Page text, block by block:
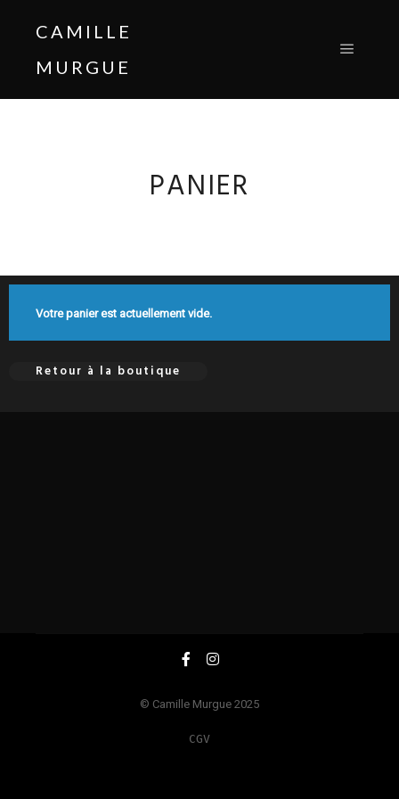
CAMILLE
MURGUE
PANIER
Votre panier est actuellement vide.
Retour à la boutique
© Camille Murgue 2025
CGV